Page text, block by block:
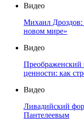
Видео
Михаил Дроздов:
новом мире»
Видео
Преображенский
ценности: как
Видео
Ливадийский
Пантелеевым